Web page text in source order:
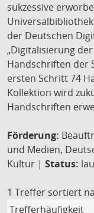
sukzessive
der Deutschen
„Digitalisierung
Handschriften der
ersten Schritt 74
Kollektion wird
Handschriften
Förderung:
und Medien,
Kultur | Status:
1 Treffer sortiert